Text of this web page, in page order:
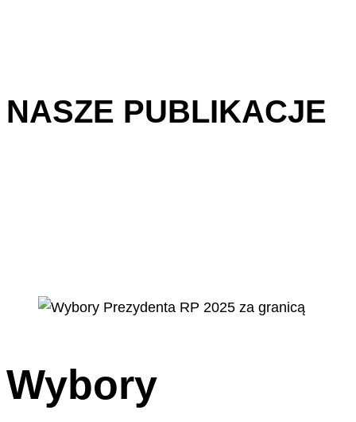
NASZE PUBLIKACJE
Wybory